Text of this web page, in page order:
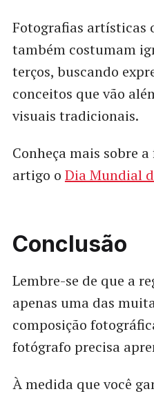
Fotografias artísticas
também costumam
terços, buscando
conceitos que vão
visuais tradicionais.
Conheça mais sobre
artigo o Dia Mundial
Conclusão
Lembre-se de que a
apenas uma das
composição
fotógrafo precisa
À medida que você